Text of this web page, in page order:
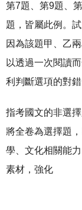
第7題、第9題、
題，皆屬此例。
因為該題甲、乙
以透過一次閱讀
利判斷選項的對
指考國文的非選
將全卷為選擇題
學、文化相關能
素材，強化